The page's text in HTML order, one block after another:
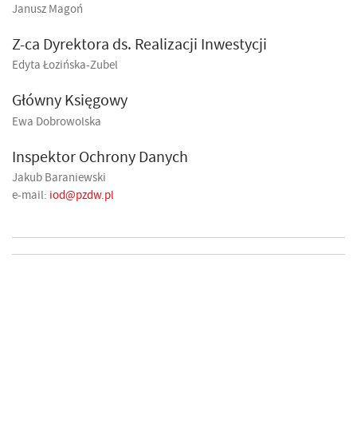
Janusz Magoń
Z-ca Dyrektora ds. Realizacji Inwestycji
Edyta Łozińska-Zubel
Główny Księgowy
Ewa Dobrowolska
Inspektor Ochrony Danych
Jakub Baraniewski
e-mail: iod@pzdw.pl